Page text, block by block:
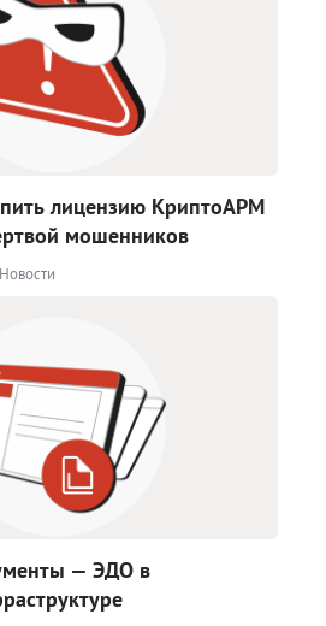
лицензию КриптоАРМ
мошенников
Новости
— ЭДО в